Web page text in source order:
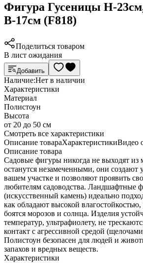
Фигура Гусеницы Н-
В-17см (F818)
Поделиться товаром
В лист ожидания
Добавить
Наличие:Нет в наличии
Характеристики
Материал
Полистоун
Высота
от 20 до 50 см
Cмотреть все характеристики
Описание товараХарактеристикиВидео
Описание товара
Садовые фигуры никогда не выходят из
останутся незамеченными, они
вашем участке и позволяют проявить
любителям садоводства. Ландшафтные
(искусственный камень) идеально
как обладают высокой
боятся морозов и солнца. Изделия
температур, ультрафиолету, не
контакт с агрессивной средой
Полистоун безопасен для людей и
запахов и вредных веществ.
Характеристики